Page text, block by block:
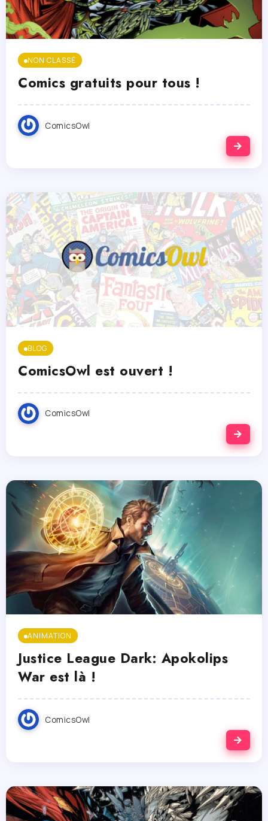
NON CLASSÉ
Comics gratuits pour tous !
ComicsOwl
BLOG
ComicsOwl est ouvert !
ComicsOwl
ANIMATION
Justice League Dark: Apokolips
War est là !
ComicsOwl